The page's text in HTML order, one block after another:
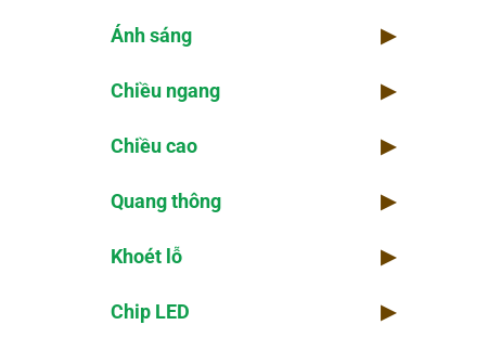
Ánh sáng ▶
Chiều ngang ▶
Chiều cao ▶
Quang thông ▶
Khoét lỗ ▶
Chip LED ▶